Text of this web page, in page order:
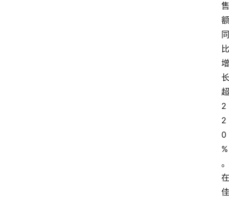
售
额
同
比
增
长
超
2
2
0
%
。
在
佳